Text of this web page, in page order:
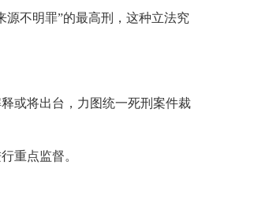
不明罪”的最高刑，这种立法究
或将出台，力图统一死刑案件裁
重点监督。